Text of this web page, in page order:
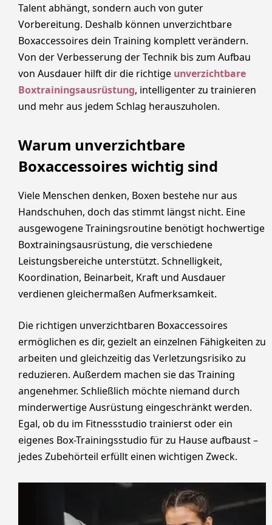
Talent abhängt, sondern auch von guter
Vorbereitung. Deshalb können unverzichtbare
Boxaccessoires dein Training komplett verändern.
Von der Verbesserung der Technik bis zum Aufbau
von Ausdauer hilft dir die richtige unverzichtbare
Boxtrainingsausrüstung, intelligenter zu trainieren
und mehr aus jedem Schlag herauszuholen.
Warum unverzichtbare
Boxaccessoires wichtig sind
Viele Menschen denken, Boxen bestehe nur aus
Handschuhen, doch das stimmt längst nicht. Eine
ausgewogene Trainingsroutine benötigt hochwertige
Boxtrainingsausrüstung, die verschiedene
Leistungsbereiche unterstützt. Schnelligkeit,
Koordination, Beinarbeit, Kraft und Ausdauer
verdienen gleichermaßen Aufmerksamkeit.
Die richtigen unverzichtbaren Boxaccessoires
ermöglichen es dir, gezielt an einzelnen Fähigkeiten zu
arbeiten und gleichzeitig das Verletzungsrisiko zu
reduzieren. Außerdem machen sie das Training
angenehmer. Schließlich möchte niemand durch
minderwertige Ausrüstung eingeschränkt werden.
Egal, ob du im Fitnessstudio trainierst oder ein
eigenes Box-Trainingsstudio für zu Hause aufbaust –
jedes Zubehörteil erfüllt einen wichtigen Zweck.